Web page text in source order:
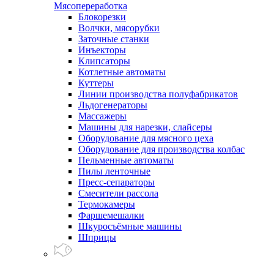
Мясопереработка
Блокорезки
Волчки, мясорубки
Заточные станки
Инъекторы
Клипсаторы
Котлетные автоматы
Куттеры
Линии производства полуфабрикатов
Льдогенераторы
Массажеры
Машины для нарезки, слайсеры
Оборудование для мясного цеха
Оборудование для производства колбас
Пельменные автоматы
Пилы ленточные
Пресс-сепараторы
Смесители рассола
Термокамеры
Фаршемешалки
Шкуросъёмные машины
Шприцы